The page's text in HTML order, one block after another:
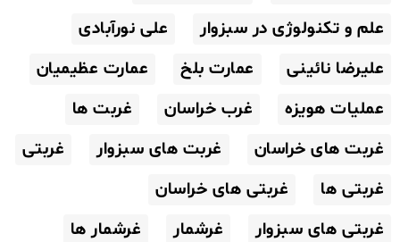
علم و تکنولوژی در سبزوار
علی نورآبادی
علیرضا نائینی
عمارت بلخ
عمارت عظیمیان
عملیات هویزه
غرب خراسان
غربت ها
غربت های خراسان
غربت های سبزوار
غربتی
غربتی ها
غربتی های خراسان
غربتی های سبزوار
غرشمار
غرشمار ها